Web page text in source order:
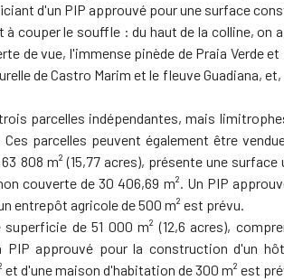
d'un PIP approuvé pour une surface
à couper le souffle : du haut de la colline, on
de vue, l'immense pinède de Praia Verde
de Castro Marim et le fleuve Guadiana,
parcelles indépendantes, mais
parcelles peuvent également être
808 m² (15,77 acres), présente une
couverte de 30 406,69 m². Un PIP
entrepôt agricole de 500 m² est prévu.
de 51 000 m² (12,6 acres),
PIP approuvé pour la construction d'un
d'une maison d'habitation de 300 m² est